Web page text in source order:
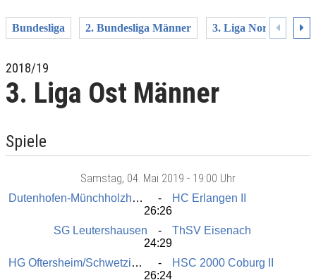
Bundesliga 2. Bundesliga Männer 3. Liga Nord Männer
2018/19
3. Liga Ost Männer
Spiele
Samstag, 04. Mai 2019 - 19:00 Uhr
Dutenhofen-Münchholzhausen II
HC Erlangen II
26:26
SG Leutershausen
ThSV Eisenach
24:29
HG Oftersheim/Schwetzingen
HSC 2000 Coburg II
26:24